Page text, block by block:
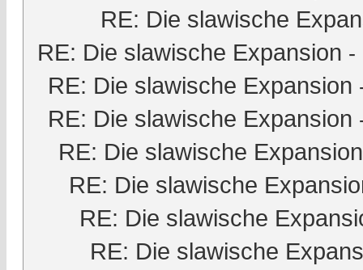
RE: Die slawische
RE: Die slawische Expansion -
RE: Die slawische Expansion
RE: Die slawische Expansion
RE: Die slawische Expansion
RE: Die slawische
RE: Die slawische
RE: Die slawische